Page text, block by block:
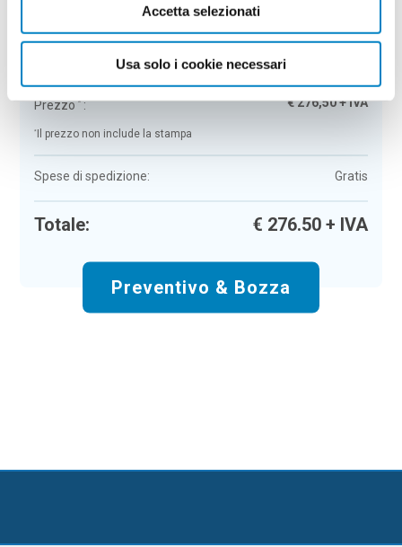
Accetta selezionati
Usa solo i cookie necessari
Luci natalizie Xot
Prezzo*: €276,50+ IVA
* Il prezzo non include la stampa
Spese di spedizione: Gratis
Totale: € 276.50+ IVA
Preventivo & Bozza